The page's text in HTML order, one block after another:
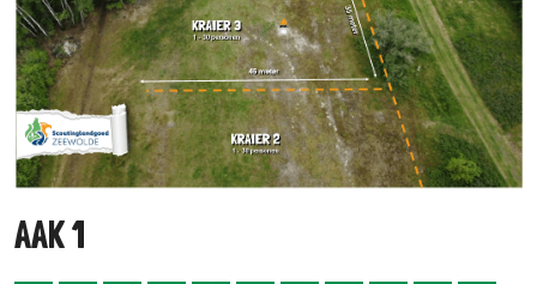
AAK 1